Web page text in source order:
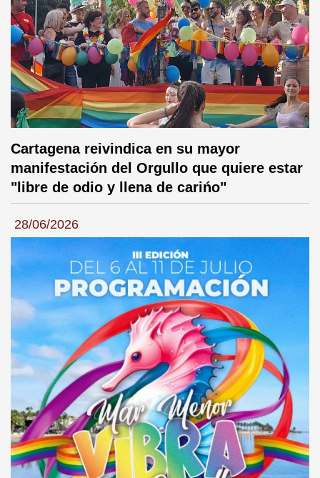
Cartagena reivindica en su mayor
manifestación del Orgullo que quiere estar
"libre de odio y llena de carińo"
28/06/2026